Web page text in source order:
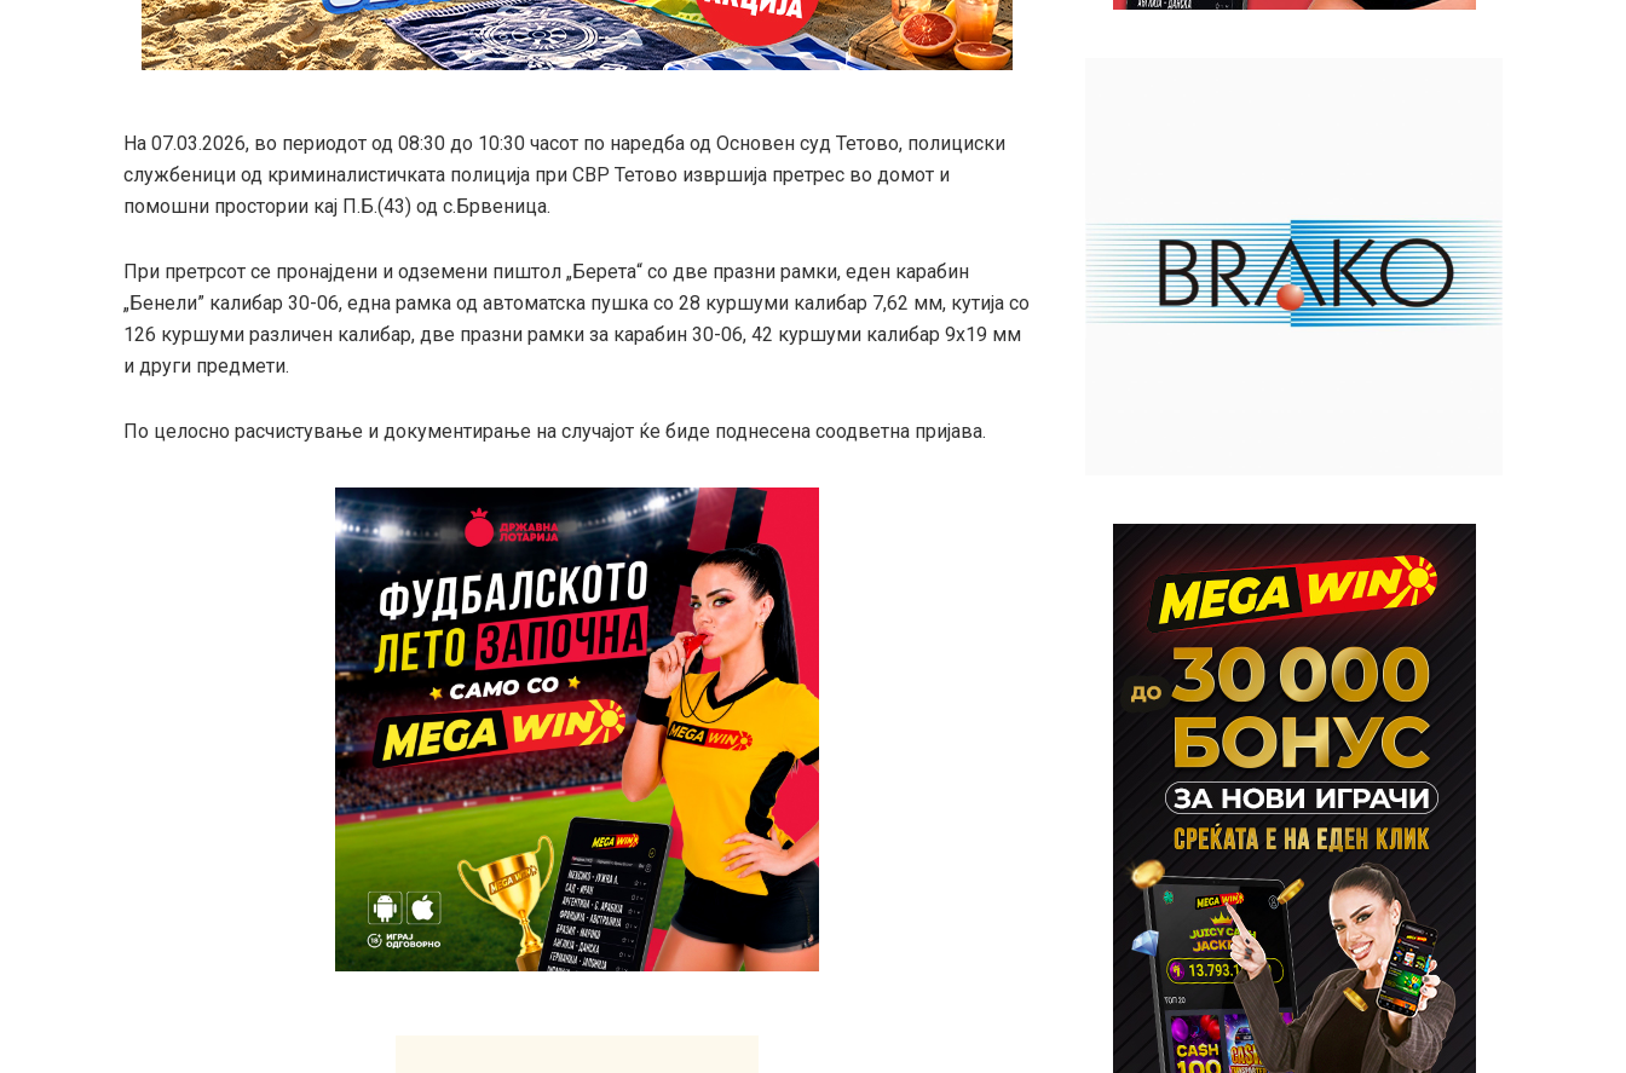
На 07.03.2026, во периодот од 08:30 до 10:30 часот по наредба од Основен суд Тетово, полициски
службеници од криминалистичката полиција при СВР Тетово извршија претрес во домот и
помошни простории кај П.Б.(43) од с.Брвеница.
При претрсот се пронајдени и одземени пиштол „Берета“ со две празни рамки, еден карабин
„Бенели” калибар 30-06, една рамка од автоматска пушка со 28 куршуми калибар 7,62 мм, кутија со
126 куршуми различен калибар, две празни рамки за карабин 30-06, 42 куршуми калибар 9х19 мм
и други предмети.
По целосно расчистување и документирање на случајот ќе биде поднесена соодветна пријава.